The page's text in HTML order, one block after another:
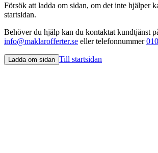
Försök att ladda om sidan, om det inte hjälper
startsidan.
Behöver du hjälp kan du kontaktat kundtjänst
info@maklarofferter.se eller telefonnummer
Ladda om sidan Till startsidan